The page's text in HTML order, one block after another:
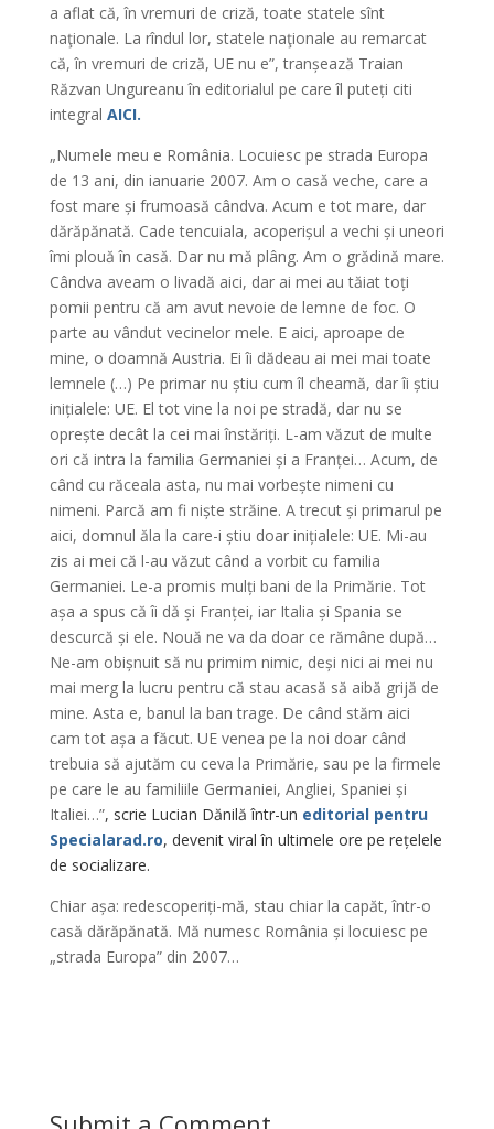
a aflat că, în vremuri de criză, toate statele sînt
naţionale. La rîndul lor, statele naţionale au remarcat
că, în vremuri de criză, UE nu e”, tranșează Traian
Răzvan Ungureanu în editorialul pe care îl puteți citi
integral AICI.
„Numele meu e România. Locuiesc pe strada Europa
de 13 ani, din ianuarie 2007. Am o casă veche, care a
fost mare și frumoasă cândva. Acum e tot mare, dar
dărăpănată. Cade tencuiala, acoperișul a vechi și uneori
îmi plouă în casă. Dar nu mă plâng. Am o grădină mare.
Cândva aveam o livadă aici, dar ai mei au tăiat toți
pomii pentru că am avut nevoie de lemne de foc. O
parte au vândut vecinelor mele. E aici, aproape de
mine, o doamnă Austria. Ei îi dădeau ai mei mai toate
lemnele (…) Pe primar nu știu cum îl cheamă, dar îi știu
inițialele: UE. El tot vine la noi pe stradă, dar nu se
oprește decât la cei mai înstăriți. L-am văzut de multe
ori că intra la familia Germaniei și a Franței… Acum, de
când cu răceala asta, nu mai vorbește nimeni cu
nimeni. Parcă am fi niște străine. A trecut și primarul pe
aici, domnul ăla la care-i știu doar inițialele: UE. Mi-au
zis ai mei că l-au văzut când a vorbit cu familia
Germaniei. Le-a promis mulți bani de la Primărie. Tot
așa a spus că îi dă și Franței, iar Italia și Spania se
descurcă și ele. Nouă ne va da doar ce rămâne după…
Ne-am obișnuit să nu primim nimic, deși nici ai mei nu
mai merg la lucru pentru că stau acasă să aibă grijă de
mine. Asta e, banul la ban trage. De când stăm aici
cam tot așa a făcut. UE venea pe la noi doar când
trebuia să ajutăm cu ceva la Primărie, sau pe la firmele
pe care le au familiile Germaniei, Angliei, Spaniei și
Italiei…”, scrie Lucian Dănilă într-un editorial pentru
Specialarad.ro, devenit viral în ultimele ore pe rețelele
de socializare.
Chiar așa: redescoperiți-mă, stau chiar la capăt, într-o
casă dărăpănată. Mă numesc România și locuiesc pe
„strada Europa” din 2007…